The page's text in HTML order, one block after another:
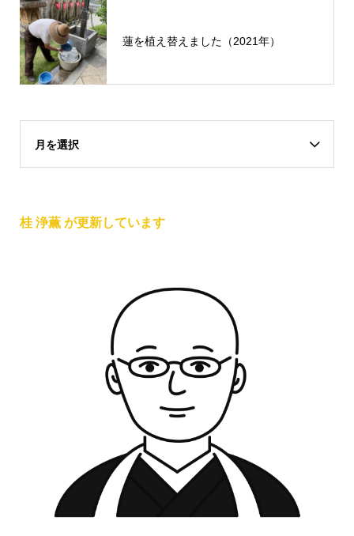
蓮を植え替えました（2021年）
月を選択
桂 浄薫 が更新しています